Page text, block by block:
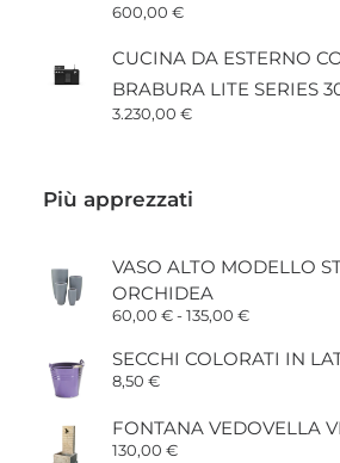
600,00 €
CUCINA DA ESTERNO
BRABURA LITE SERIES
3.230,00 €
Più apprezzati
VASO ALTO MODELLO
ORCHIDEA
60,00 €-135,00 €Fascia
prezzo:
da
135,00 €
SECCHI COLORATI IN
8,50 €
FONTANA VEDOVELLA
130,00 €